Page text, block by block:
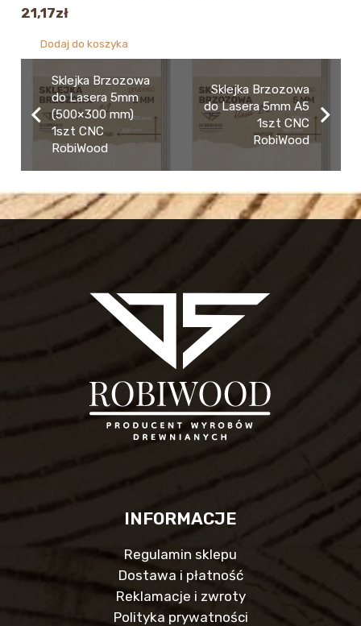
21,17zł
Dodaj do koszyka
Sklejka Brzozowa
do Lasera 5mm
(500×300 mm)
1szt CNC
RobiWood
Sklejka Brzozowa
do Lasera 5mm A5
1szt CNC
RobiWood
INFORMACJE
Regulamin sklepu
Dostawa i płatność
Reklamacje i zwroty
Polityka prywatności